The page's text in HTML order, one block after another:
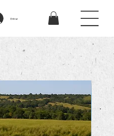
Entrar